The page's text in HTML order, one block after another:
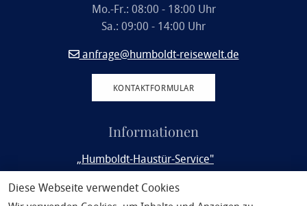
Diese Webseite verwendet Cookies
Mo.-Fr.: 08:00 - 18:00 Uhr
Sa.: 09:00 - 14:00 Uhr
anfrage@humboldt-reisewelt.de
KONTAKTFORMULAR
Informationen
„Humboldt-Haustür-Service"
Rail&Fly